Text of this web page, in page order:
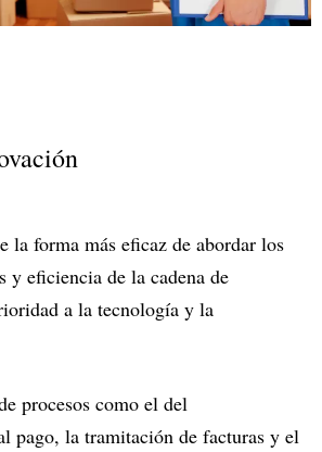
la forma más eficaz de abordar los
y eficiencia de la cadena de
a la tecnología y la
procesos como el del
pago, la tramitación de facturas y el